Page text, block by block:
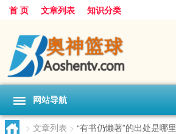
首 页 文章列表 知识分类
网站导航
> 文章列表 > “有书仍懒著”的出处是哪里